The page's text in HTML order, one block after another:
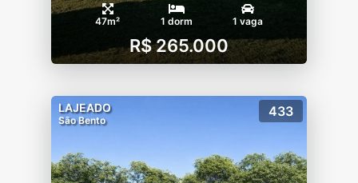
47m² 1 dorm 1 vaga
R$ 265.000
LAJEADO
São Bento
433